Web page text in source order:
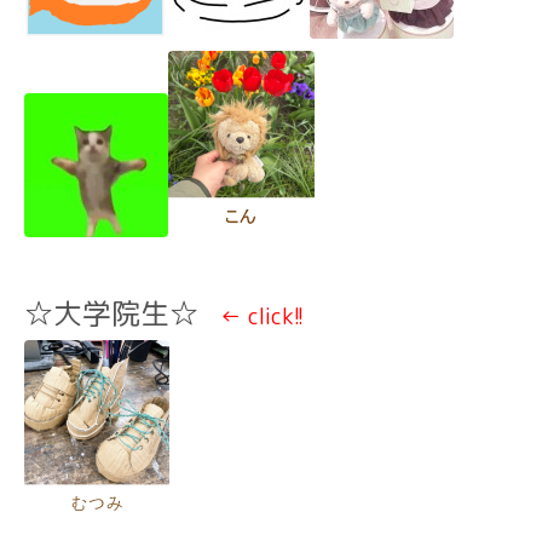
☆大学院生☆ ← click!!